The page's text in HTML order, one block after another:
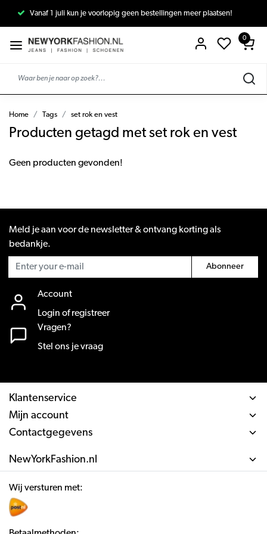
Vanaf 1 juli kun je voorlopig geen bestellingen meer plaatsen!
0
Home Tags set rok en vest
Producten getagd met set rok en vest
Geen producten gevonden!
Meld je aan voor de newsletter & ontvang korting als
bedankje.
Abonneer
Account
Login of registreer
Vragen?
Stel ons je vraag
Klantenservice
Mijn account
Contactgegevens
NewYorkFashion.nl
Wij versturen met: